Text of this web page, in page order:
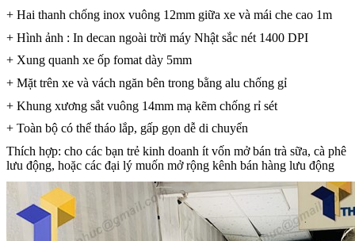
+ Hai thanh chống inox vuông 12mm giữa xe và mái che cao 1m
+ Hình ảnh : In decan ngoài trời máy Nhật sắc nét 1400 DPI
+ Xung quanh xe ốp fomat dày 5mm
+ Mặt trên xe và vách ngăn bên trong bằng alu chống gỉ
+ Khung xương sắt vuông 14mm mạ kẽm chống rỉ sét
+ Toàn bộ có thể tháo lắp, gấp gọn dễ di chuyển
Thích hợp: cho các bạn trẻ kinh doanh ít vốn mở bán trà sữa, cà phê
lưu động, hoặc các đại lý muốn mở rộng kênh bán hàng lưu động